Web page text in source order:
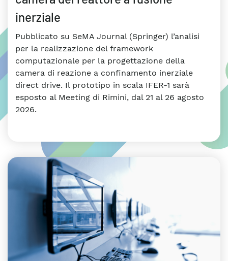
inerziale
Pubblicato su SeMA Journal (Springer) l’analisi
per la realizzazione del framework
computazionale per la progettazione della
camera di reazione a confinamento inerziale
direct drive. Il prototipo in scala IFER-1 sarà
esposto al Meeting di Rimini, dal 21 al 26 agosto
2026.